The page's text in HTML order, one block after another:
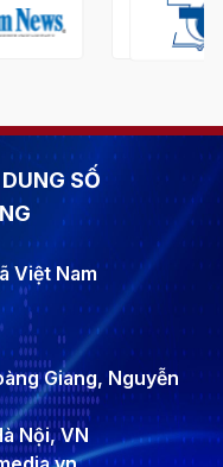
SỐ
Việt Nam
Giang, Nguyễn
Nội, VN